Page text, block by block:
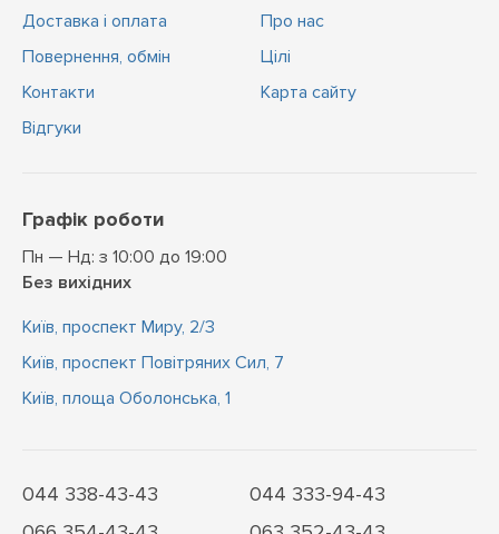
Доставка і оплата
Повернення, обмін
Контакти
Відгуки
Про нас
Цiлi
Карта сайту
Графік роботи
Пн — Нд: з 10:00 до 19:00
Без вихідних
Київ, проспект Миру, 2/3
Київ, проспект Повітряних Сил, 7
Київ, площа Оболонська, 1
044 338-43-43
044 333-94-43